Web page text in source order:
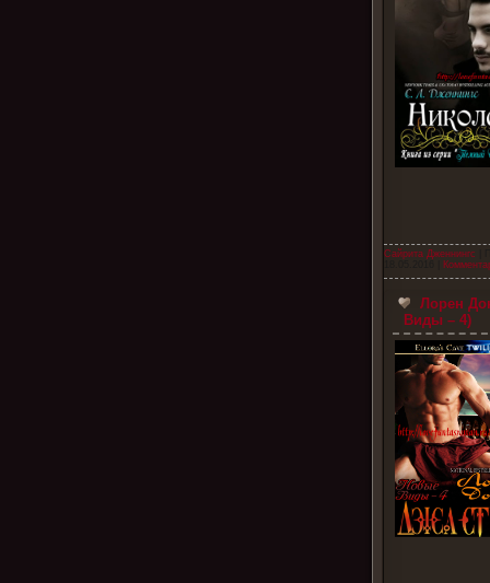
Сайрита Дженнингc
Лорен
Виды – 4)